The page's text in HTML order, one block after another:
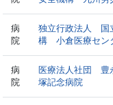
病
院
独立行政法人 国
構 小倉医療セン
病
院
医療法人社団
塚記念病院